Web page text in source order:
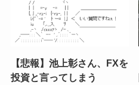
【悲報】池上彰さん、FXを
投資と言ってしまう